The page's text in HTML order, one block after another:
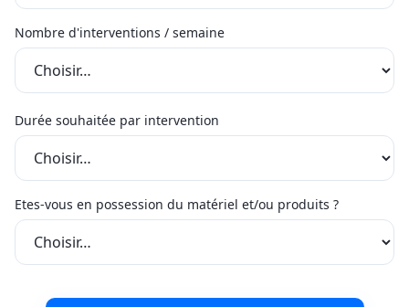
Nombre d'interventions / semaine
Durée souhaitée par intervention
Etes-vous en possession du matériel et/ou produits ?